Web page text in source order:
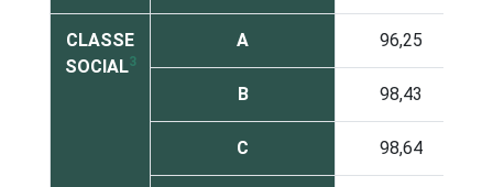
CLASSE
SOCIAL3
A 96,25
B 98,43
C 98,64